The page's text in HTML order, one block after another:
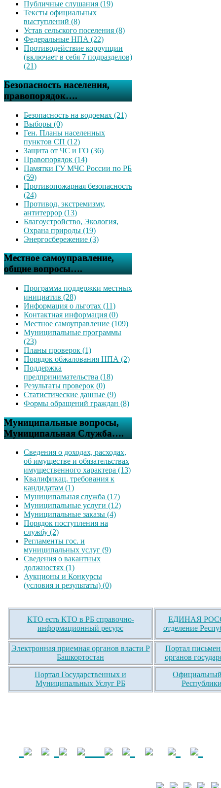
Публичные слушания (19)
Тексты официальных
выступлений (8)
Устав сельского поселения (8)
Федеральные НПА (22)
Противодействие коррупции
(включает в себя 7 подразделов)
(21)
Безопасность населения,
правопорядок….
Безопасность на водоемах (21)
Выборы (0)
Ген. Планы населенных
пунктов СП (12)
Защита от ЧС и ГО (36)
Правопорядок (14)
Памятки ГУ МЧС России по РБ
(59)
Противопожарная безопасность
(24)
Противод. экстремизму,
антитеррор (13)
Благоустройство, Экология,
Охрана природы (19)
Энергосбережение (3)
Местное самоуправление,
общие вопросы….
Программа поддержки местных
инициатив (28)
Информация о льготах (11)
Контактная информация (0)
Местное самоуправление (109)
Муниципальные программы
(23)
Планы проверок (1)
Порядок обжалования НПА (2)
Поддержка
предпринимательства (18)
Результаты проверок (0)
Статистические данные (9)
Формы обращений граждан (8)
Муниципальные вопросы,
Муниципальная Служба….
Сведения о доходах, расходах,
об имуществе и обязательствах
имущественного характера (13)
Квалификац. требования к
кандидатам (1)
Муниципальная служба (17)
Муниципальные услуги (12)
Муниципальные заказы (4)
Порядок поступления на
службу (2)
Регламенты гос. и
муниципальных услуг (9)
Сведения о вакантных
должностях (1)
Аукционы и Конкурсы
(условия и результаты) (0)
КТО есть КТО в РБ справочно-
информационный ресурс
ЕДИНАЯ
отделение
Электронная приемная органов власти Р
Башкортостан
Портал
органов
Портал Государственных и
Муниципальных Услуг РБ
Официальный